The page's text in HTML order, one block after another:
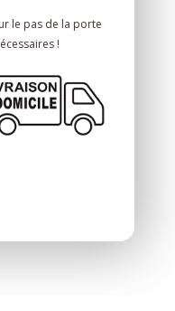
le pas de la porte
!